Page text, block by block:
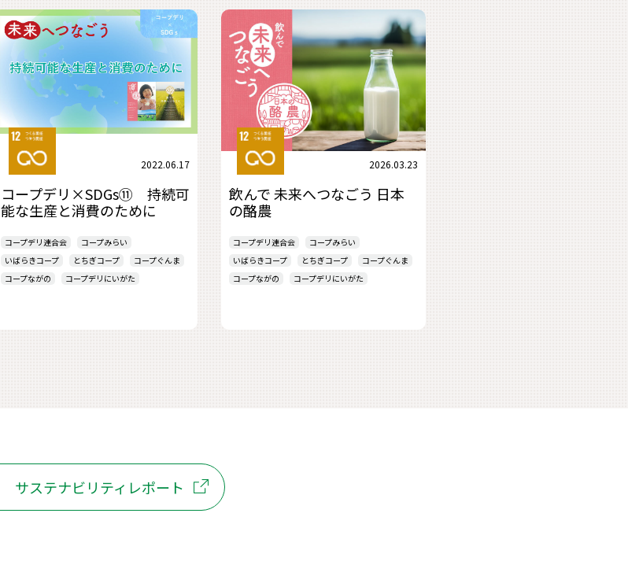
2022.06.17
コープデリ×SDGs⑪ 持続可
能な生産と消費のために
コープデリ連合会
コープみらい
いばらきコープ
とちぎコープ
コープぐんま
コープながの
コープデリにいがた
2026.03.23
飲んで 未来へつなごう 日本
の酪農
コープデリ連合会
コープみらい
いばらきコープ
とちぎコープ
コープぐんま
コープながの
コープデリにいがた
サステナビリティレポート